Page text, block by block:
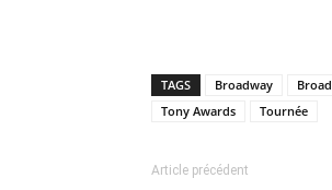
TAGS Broadway
Tony Awards
Tournée
Article précédent